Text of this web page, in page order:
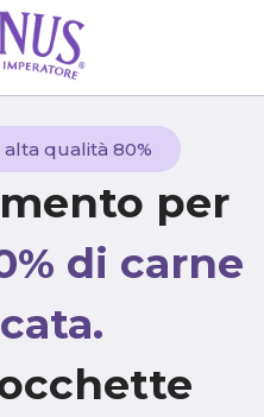
qualità 80%
per
di carne